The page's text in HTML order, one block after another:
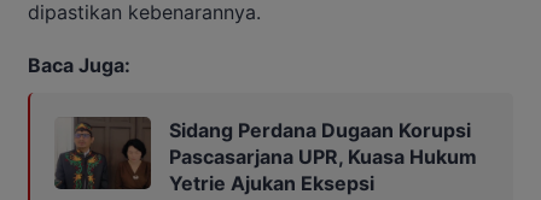
dipastikan kebenarannya.
Baca Juga:
Sidang Perdana Dugaan Korupsi
Pascasarjana UPR, Kuasa Hukum
Yetrie Ajukan Eksepsi